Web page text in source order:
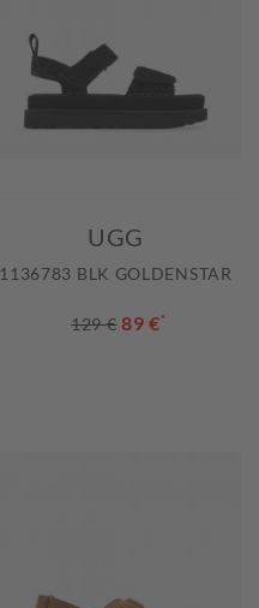
UGG
1136783 BLK GOLDENSTAR
129 € 89 €*